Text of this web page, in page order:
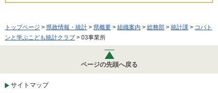
トップページ > 県政情報・統計 > 県概要 > 組織案内 > 総務部 > 統計課 > コバト
ンと学ぶこども統計クラブ > 03事業所
ページの先頭へ戻る
サイトマップ